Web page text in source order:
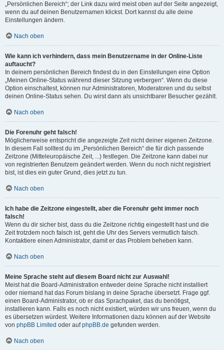
„Persönlichen Bereich“; der Link dazu wird meist oben auf der Seite angezeigt,
wenn du auf deinen Benutzernamen klickst. Dort kannst du alle deine
Einstellungen ändern.
Nach oben
Wie kann ich verhindern, dass mein Benutzername in der Online-Liste
auftaucht?
In deinem persönlichen Bereich findest du in den Einstellungen eine Option
„Meinen Online-Status während dieser Sitzung verbergen“. Wenn du diese
Option einschaltest, können nur Administratoren, Moderatoren und du selbst
deinen Online-Status sehen. Du wirst dann als unsichtbarer Besucher gezählt.
Nach oben
Die Forenuhr geht falsch!
Möglicherweise entspricht die angezeigte Zeit nicht deiner eigenen Zeitzone.
In diesem Fall solltest du im „Persönlichen Bereich“ die für dich passende
Zeitzone (Mitteleuropäische Zeit, ...) festlegen. Die Zeitzone kann dabei nur
von registrierten Benutzern geändert werden. Wenn du noch nicht registriert
bist, ist dies ein guter Grund, dies jetzt zu tun.
Nach oben
Ich habe die Zeitzone eingestellt, aber die Forenuhr geht immer noch
falsch!
Wenn du dir sicher bist, dass du die Zeitzone richtig eingestellt hast und die
Zeit trotzdem noch falsch ist, geht die Uhr des Servers vermutlich falsch.
Kontaktiere einen Administrator, damit er das Problem beheben kann.
Nach oben
Meine Sprache steht auf diesem Board nicht zur Auswahl!
Meist hat die Board-Administration entweder deine Sprache nicht installiert
oder niemand hat das Forum bislang in deine Sprache übersetzt. Frage ggf.
einen Board-Administrator, ob er das Sprachpaket, das du benötigst,
installieren kann. Falls es noch nicht existiert, würden wir uns freuen, wenn du
es übersetzen würdest. Weitere Informationen dazu können auf der Website
von phpBB Limited oder aufphpBB.de gefunden werden.
Nach oben